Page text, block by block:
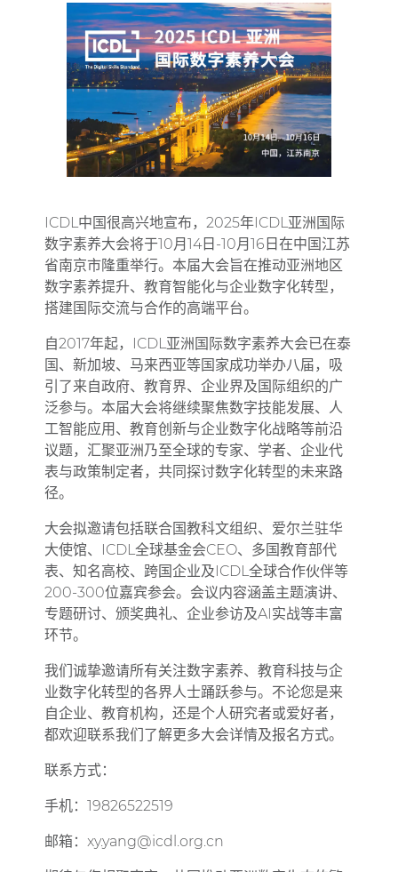
ICDL中国很高兴地宣布，2025年ICDL亚洲国际
数字素养大会将于10月14日-10月16日在中国江苏
省南京市隆重举行。本届大会旨在推动亚洲地区
数字素养提升、教育智能化与企业数字化转型，
搭建国际交流与合作的高端平台。
自2017年起，ICDL亚洲国际数字素养大会已在泰
国、新加坡、马来西亚等国家成功举办八届，吸
引了来自政府、教育界、企业界及国际组织的广
泛参与。本届大会将继续聚焦数字技能发展、人
工智能应用、教育创新与企业数字化战略等前沿
议题，汇聚亚洲乃至全球的专家、学者、企业代
表与政策制定者，共同探讨数字化转型的未来路
径。
大会拟邀请包括联合国教科文组织、爱尔兰驻华
大使馆、ICDL全球基金会CEO、多国教育部代
表、知名高校、跨国企业及ICDL全球合作伙伴等
200-300位嘉宾参会。会议内容涵盖主题演讲、
专题研讨、颁奖典礼、企业参访及AI实战等丰富
环节。
我们诚挚邀请所有关注数字素养、教育科技与企
业数字化转型的各界人士踊跃参与。不论您是来
自企业、教育机构，还是个人研究者或爱好者，
都欢迎联系我们了解更多大会详情及报名方式。
联系方式：
手机：19826522519
邮箱：xy.yang@icdl.org.cn